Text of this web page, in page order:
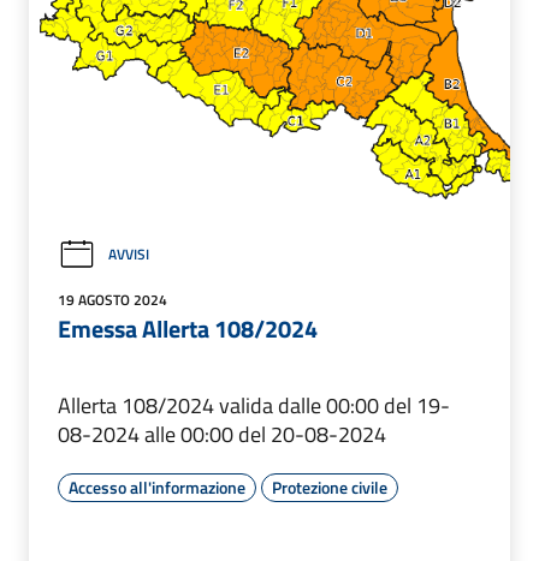
AVVISI
19 AGOSTO 2024
Emessa Allerta 108/2024
Allerta 108/2024 valida dalle 00:00 del 19-
08-2024 alle 00:00 del 20-08-2024
Accesso all'informazione Protezione civile